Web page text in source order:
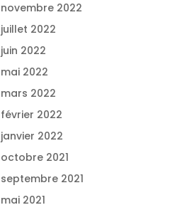
novembre 2022
juillet 2022
juin 2022
mai 2022
mars 2022
février 2022
janvier 2022
octobre 2021
septembre 2021
mai 2021